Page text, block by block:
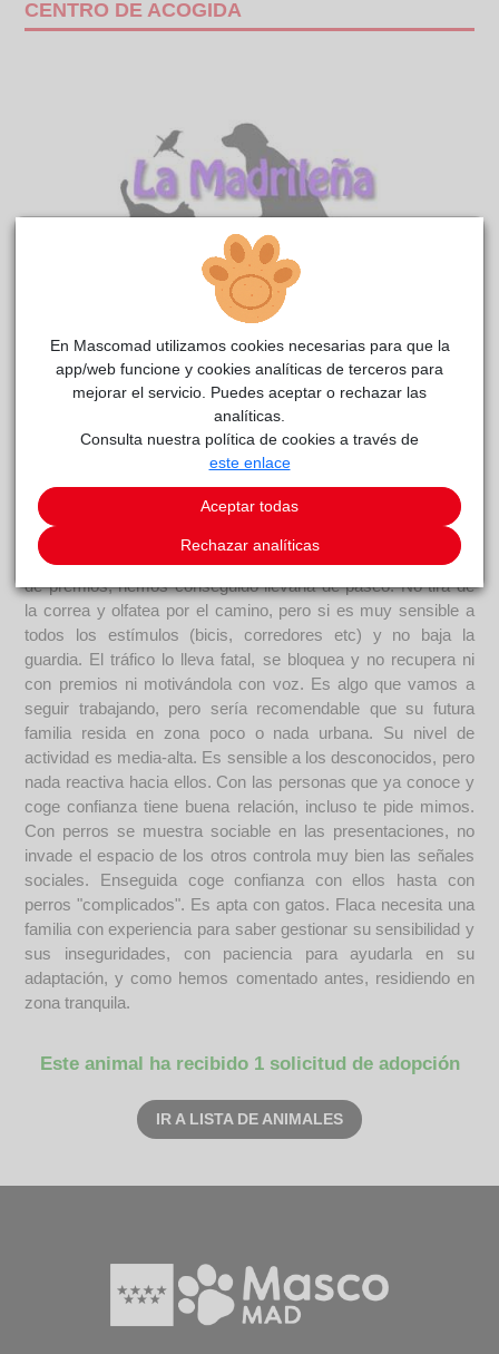
CENTRO DE ACOGIDA
Flacareside actualmente en el centro de acogidaLa
madrileña .
Descripción Flaca es una lobita preciosa. Le cuesta un poco
la colocación de arnés y manipulación en general. Con un
poquito de paciencia y calma termina por ceder. Las primeras
salidas al parque le costaba bastante, pero poco y con ayuda
de premios, hemos conseguido llevarla de paseo. No tira de
la correa y olfatea por el camino, pero si es muy sensible a
todos los estímulos (bicis, corredores etc) y no baja la
guardia. El tráfico lo lleva fatal, se bloquea y no recupera ni
con premios ni motivándola con voz. Es algo que vamos a
seguir trabajando, pero sería recomendable que su futura
familia resida en zona poco o nada urbana. Su nivel de
actividad es media-alta. Es sensible a los desconocidos, pero
nada reactiva hacia ellos. Con las personas que ya conoce y
coge confianza tiene buena relación, incluso te pide mimos.
Con perros se muestra sociable en las presentaciones, no
invade el espacio de los otros controla muy bien las señales
sociales. Enseguida coge confianza con ellos hasta con
perros "complicados". Es apta con gatos. Flaca necesita una
familia con experiencia para saber gestionar su sensibilidad y
sus inseguridades, con paciencia para ayudarla en su
adaptación, y como hemos comentado antes, residiendo en
zona tranquila.
Este animal ha recibido 1 solicitud de adopción
IR A LISTA DE ANIMALES
En Mascomad utilizamos cookies necesarias para que la
app/web funcione y cookies analíticas de terceros para
mejorar el servicio. Puedes aceptar o rechazar las
analíticas.
Consulta nuestra política de cookies a través de
este enlace
Aceptar todas
Rechazar analíticas